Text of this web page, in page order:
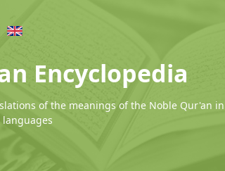
Encyclopedia
of the meanings of the Noble Qur'an in